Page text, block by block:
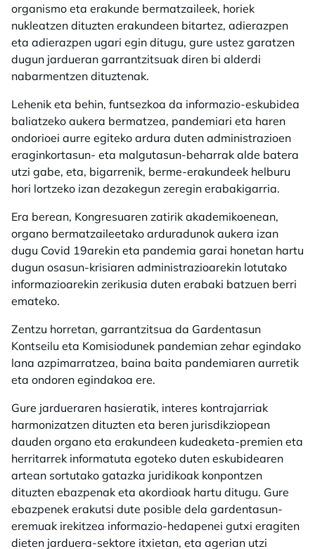
organismo eta erakunde bermatzaileek, horiek
nukleatzen dituzten erakundeen bitartez, adierazpen
eta adierazpen ugari egin ditugu, gure ustez garatzen
dugun jardueran garrantzitsuak diren bi alderdi
nabarmentzen dituztenak.
Lehenik eta behin, funtsezkoa da informazio-eskubidea
baliatzeko aukera bermatzea, pandemiari eta haren
ondorioei aurre egiteko ardura duten administrazioen
eraginkortasun- eta malgutasun-beharrak alde batera
utzi gabe, eta, bigarrenik, berme-erakundeek helburu
hori lortzeko izan dezakegun zeregin erabakigarria.
Era berean, Kongresuaren zatirik akademikoenean,
organo bermatzaileetako arduradunok aukera izan
dugu Covid 19arekin eta pandemia garai honetan hartu
dugun osasun-krisiaren administrazioarekin lotutako
informazioarekin zerikusia duten erabaki batzuen berri
emateko.
Zentzu horretan, garrantzitsua da Gardentasun
Kontseilu eta Komisiodunek pandemian zehar egindako
lana azpimarratzea, baina baita pandemiaren aurretik
eta ondoren egindakoa ere.
Gure jardueraren hasieratik, interes kontrajarriak
harmonizatzen dituzten eta beren jurisdikziopean
dauden organo eta erakundeen kudeaketa-premien eta
herritarrek informatuta egoteko duten eskubidearen
artean sortutako gatazka juridikoak konpontzen
dituzten ebazpenak eta akordioak hartu ditugu. Gure
ebazpenek erakutsi dute posible dela gardentasun-
eremuak irekitzea informazio-hedapenei gutxi eragiten
dieten jarduera-sektore itxietan, eta agerian utzi